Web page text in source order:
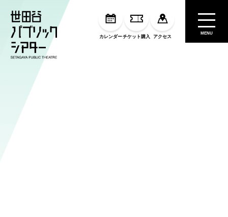
カレンダーチケット購入 アクセス
MENU